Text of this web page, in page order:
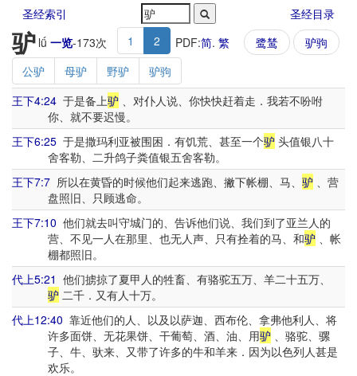
圣经索引 圣经目录
驴 lǘ 一览-173次 1 2 PDF:简. 繁 鹭鸶
驴驹
公驴
母驴 野驴
驴驹
王下4:24 于是备上驴 、对仆人说、你快快赶着走．我若不吩咐
你、就不要迟慢。
王下6:25 于是撒玛利亚被围困．有饥荒、甚至一个驴 头值银八十
舍客勒、二升鸽子粪值银五舍客勒。
王下7:7 所以在黄昏的时候他们起来逃跑、撇下帐棚、马、 驴 、营
盘照旧、只顾逃命。
王下7:10 他们就去叫守城门的、告诉他们说、我们到了亚兰人的
营、不见一人在那里、也无人声、只有拴着的马、和驴、帐
棚都照旧。
代上5:21 他们掳掠了夏甲人的牲畜、有骆驼五万、羊二十五万、
驴二千．又有人十万。
代上12:40 靠近他们的人、以及以萨迦、西布伦、拿弗他利人、将
许多面饼、无花果饼、干葡萄、酒、油、用驴、骆驼、骡
子、牛、驮来、又带了许多的牛和羊来．因为以色列人甚是
欢乐。